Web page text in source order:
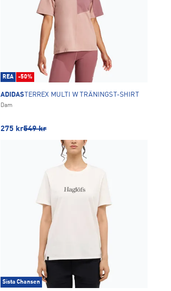
REA -50%
ADIDAS TERREX MULTI W TRÄNINGST-SHIRT
Dam
275 kr549 kr
Sista Chansen